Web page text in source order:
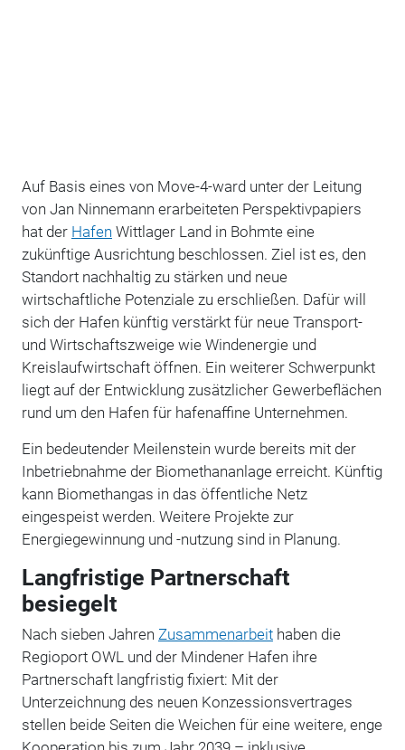
Auf Basis eines von Move-4-ward unter der Leitung
von Jan Ninnemann erarbeiteten Perspektivpapiers
hat der Hafen Wittlager Land in Bohmte eine
zukünftige Ausrichtung beschlossen. Ziel ist es, den
Standort nachhaltig zu stärken und neue
wirtschaftliche Potenziale zu erschließen. Dafür will
sich der Hafen künftig verstärkt für neue Transport-
und Wirtschaftszweige wie Windenergie und
Kreislaufwirtschaft öffnen. Ein weiterer Schwerpunkt
liegt auf der Entwicklung zusätzlicher Gewerbeflächen
rund um den Hafen für hafenaffine Unternehmen.
Ein bedeutender Meilenstein wurde bereits mit der
Inbetriebnahme der Biomethananlage erreicht. Künftig
kann Biomethangas in das öffentliche Netz
eingespeist werden. Weitere Projekte zur
Energiegewinnung und -nutzung sind in Planung.
Langfristige Partnerschaft
besiegelt
Nach sieben Jahren Zusammenarbeithaben die
Regioport OWL und der Mindener Hafen ihre
Partnerschaft langfristig fixiert: Mit der
Unterzeichnung des neuen Konzessionsvertrages
stellen beide Seiten die Weichen für eine weitere, enge